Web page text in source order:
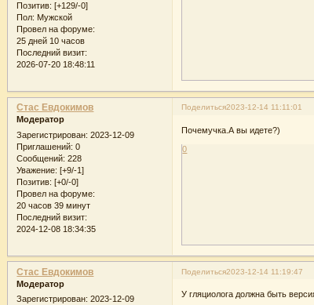
Позитив: [+129/-0]
Пол: Мужской
Провел на форуме:
25 дней 10 часов
Последний визит:
2026-07-20 18:48:11
Поделиться2023-12-14 11:11:01
Стас Евдокимов
Модератор
Зарегистрирован: 2023-12-09
Приглашений: 0
Сообщений: 228
Уважение: [+9/-1]
Позитив: [+0/-0]
Провел на форуме:
20 часов 39 минут
Последний визит:
2024-12-08 18:34:35
Почемучка.А вы идете?)
0
Поделиться2023-12-14 11:19:47
Стас Евдокимов
Модератор
Зарегистрирован: 2023-12-09
У гляциолога должна быть